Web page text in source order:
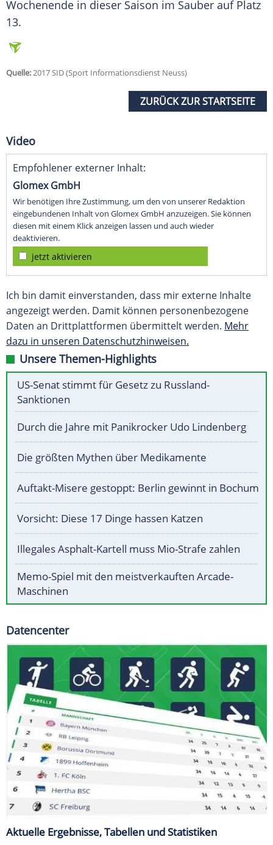
Wochenende in dieser Saison im Sauber auf Platz
13.
Quelle:2017 SID (Sport Informationsdienst Neuss)
ZURÜCK ZUR STARTSEITE
Video
Empfohlener externer Inhalt:
Glomex GmbH
Wir benötigen Ihre Zustimmung, um den von unserer Redaktion
eingebundenen Inhalt von Glomex GmbH anzuzeigen. Sie können
diesen mit einem Klick anzeigen lassen und auch wieder
deaktivieren.
jetzt aktivieren
Ich bin damit einverstanden, dass mir externe Inhalte
angezeigt werden. Damit können personenbezogene
Daten an Drittplattformen übermittelt werden. Mehr
dazu in unseren Datenschutzhinweisen.
Unsere Themen-Highlights
US-Senat stimmt für Gesetz zu Russland-
Sanktionen
Durch die Jahre mit Panikrocker Udo Lindenberg
Die größten Mythen über Medikamente
Auftakt-Misere gestoppt: Berlin gewinnt in Bochum
Vorsicht: Diese 17 Dinge hassen Katzen
Illegales Asphalt-Kartell muss Mio-Strafe zahlen
Memo-Spiel mit den meistverkauften Arcade-
Maschinen
Datencenter
Aktuelle Ergebnisse, Tabellen und Statistiken